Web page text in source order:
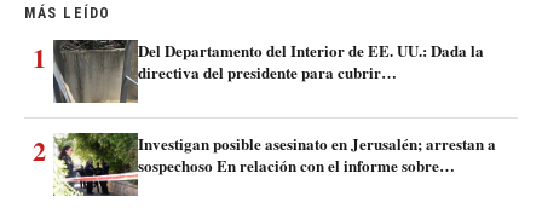
MÁS LEÍDO
1
Del Departamento del Interior de EE. UU.: Dada la
directiva del presidente para cubrir…
2
Investigan posible asesinato en Jerusalén; arrestan a
sospechoso En relación con el informe sobre…